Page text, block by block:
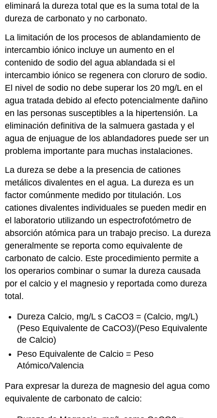
eliminará la dureza total que es la suma total de la
dureza de carbonato y no carbonato.
La limitación de los procesos de ablandamiento de
intercambio iónico incluye un aumento en el
contenido de sodio del agua ablandada si el
intercambio iónico se regenera con cloruro de sodio.
El nivel de sodio no debe superar los 20 mg/L en el
agua tratada debido al efecto potencialmente dañino
en las personas susceptibles a la hipertensión. La
eliminación definitiva de la salmuera gastada y el
agua de enjuague de los ablandadores puede ser un
problema importante para muchas instalaciones.
La dureza se debe a la presencia de cationes
metálicos divalentes en el agua. La dureza es un
factor comúnmente medido por titulación. Los
cationes divalentes individuales se pueden medir en
el laboratorio utilizando un espectrofotómetro de
absorción atómica para un trabajo preciso. La dureza
generalmente se reporta como equivalente de
carbonato de calcio. Este procedimiento permite a
los operarios combinar o sumar la dureza causada
por el calcio y el magnesio y reportada como dureza
total.
Dureza Calcio, mg/L s CaCO3 = (Calcio, mg/L)
(Peso Equivalente de CaCO3)/(Peso Equivalente
de Calcio)
Peso Equivalente de Calcio = Peso
Atómico/Valencia
Para expresar la dureza de magnesio del agua como
equivalente de carbonato de calcio: